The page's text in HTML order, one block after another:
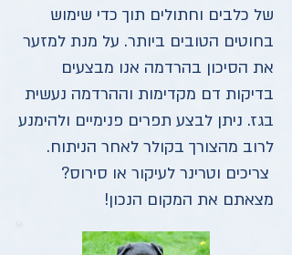
של כלבים וחתולים תוך כדי שימוש
בחוטים הטובים ביותר. על מנת למזער
את הסיכון בהרדמה אנו מבצעים
בדיקות דם מקדימות וההרדמה נעשית
בגז. ניתן לבצע תפרים פנימיים ולהימנע
לרוב מהצורך בקולר לאחר הניתוח.
צריכים וטרינר לעיקור או סירוס?
מצאתם את המקום הנכון!